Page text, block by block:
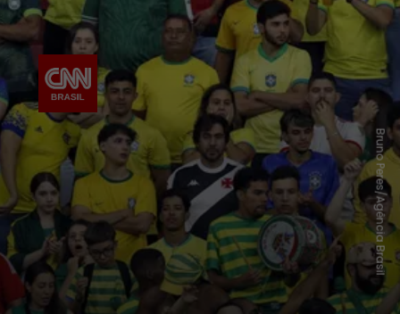
Bruno Peres/Agência Brasil